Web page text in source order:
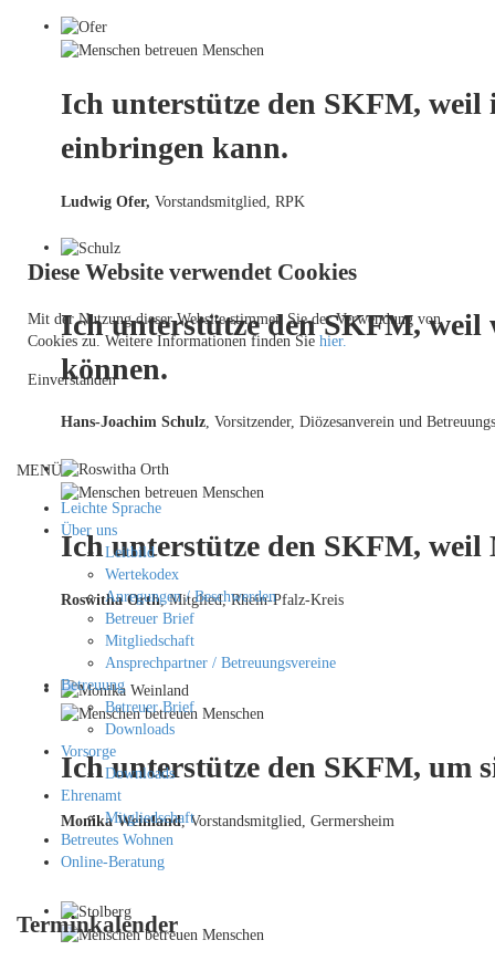
Ich unterstütze den SKFM,
einbringen kann.
Ludwig Ofer, Vorstandsmitglied, RPK
Ich unterstütze den SKFM, weil
können.
Hans-Joachim Schulz, Vorsitzender, Diözesanverein und
Ich unterstütze den SKFM, weil
Roswitha Orth, Mitglied, Rhein-Pfalz-Kreis
Ich unterstütze den SKFM, um
Monika Weinland, Vorstandsmitglied, Germersheim
Diese Website verwendet Cookies
Mit der Nutzung dieser Website stimmen Sie der Verwendung von
Cookies zu. Weitere Informationen finden Sie hier.
Einverstanden
MENÜ
Leichte Sprache
Über uns
Leitbild
Wertekodex
Anregungen / Beschwerden
Betreuer Brief
Mitgliedschaft
Ansprechpartner / Betreuungsvereine
Betreuung
Betreuer Brief
Downloads
Vorsorge
Downloads
Ehrenamt
Mitgliedschaft
Betreutes Wohnen
Online-Beratung
Terminkalender